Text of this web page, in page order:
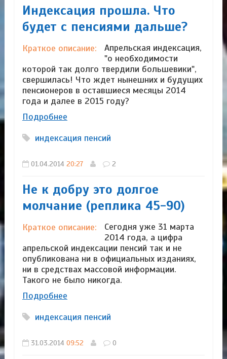
Индексация прошла. Что
будет с пенсиями дальше?
Краткое описание:
Апрельская индексация,
"о необходимости
которой так долго твердили большевики",
свершилась! Что ждет нынешних и будущих
пенсионеров в оставшиеся месяцы 2014
года и далее в 2015 году?
Подробнее
индексация пенсий
01.04.2014 20:27 2
Не к добру это долгое
молчание (реплика 45-90)
Краткое описание:
Сегодня уже 31 марта
2014 года, а цифра
апрельской индексации пенсий так и не
опубликована ни в официальных изданиях,
ни в средствах массовой информации.
Такого не было никогда.
Подробнее
индексация пенсий
31.03.2014 09:52 0